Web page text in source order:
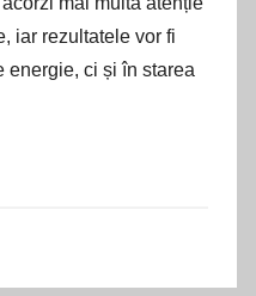
iar rezultatele vor fi
ci și în starea